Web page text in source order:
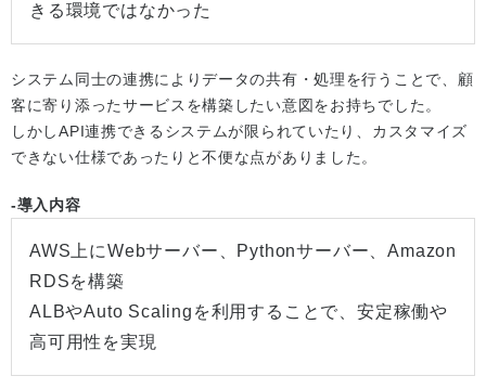
きる環境ではなかった
システム同士の連携によりデータの共有・処理を行うことで、顧
客に寄り添ったサービスを構築したい意図をお持ちでした。
しかしAPI連携できるシステムが限られていたり、カスタマイズ
できない仕様であったりと不便な点がありました。
-導入内容
AWS上にWebサーバー、Pythonサーバー、Amazon
RDSを構築
ALBやAuto Scalingを利用することで、安定稼働や
高可用性を実現